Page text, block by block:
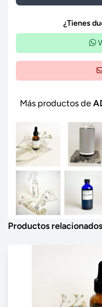
¿Tienes
Más productos de
Productos relacionados